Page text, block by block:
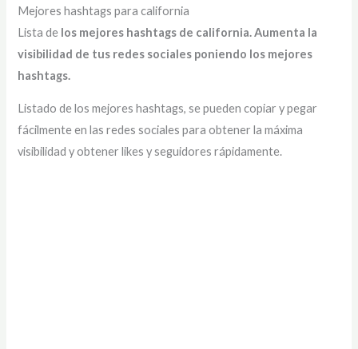
Mejores hashtags para california
Lista de los mejores hashtags de california. Aumenta la
visibilidad de tus redes sociales poniendo los mejores
hashtags.
Listado de los mejores hashtags, se pueden copiar y pegar
fácilmente en las redes sociales para obtener la máxima
visibilidad y obtener likes y seguidores rápidamente.